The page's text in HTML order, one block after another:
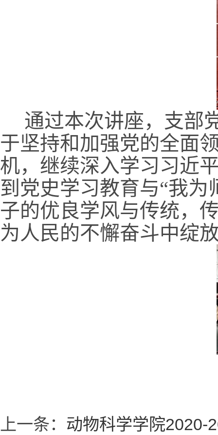
通过本次讲座，支部
于坚持和加强党的全面
机，继续深入学习习近
到党史学习教育与“我
子的优良学风与传统，
为人民的不懈奋斗中绽
上一条： 动物科学学院2020-